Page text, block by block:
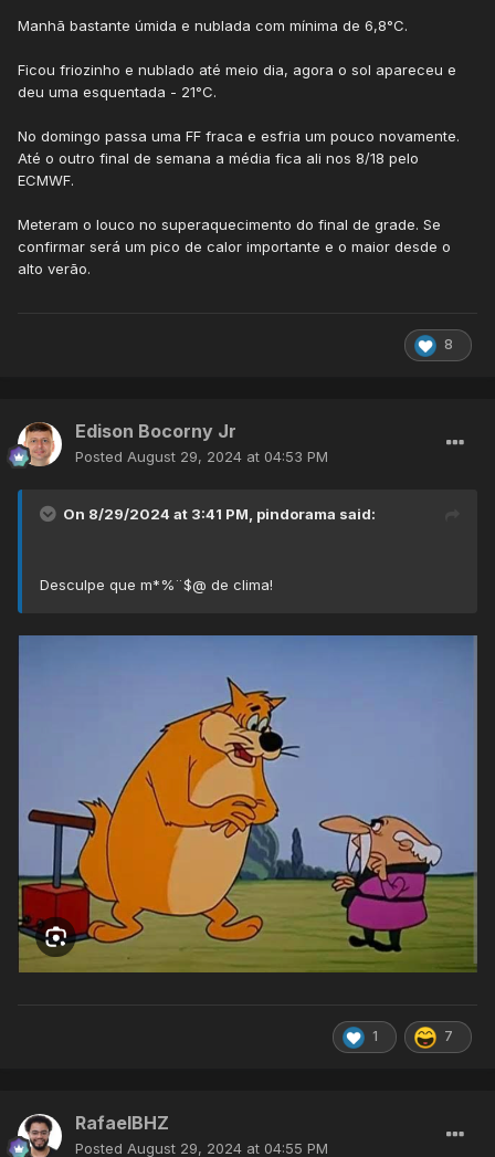
Manhã bastante úmida e nublada com mínima de 6,8°C.
Ficou friozinho e nublado até meio dia, agora o sol apareceu e
deu uma esquentada - 21°C.
No domingo passa uma FF fraca e esfria um pouco novamente.
Até o outro final de semana a média fica ali nos 8/18 pelo
ECMWF.
Meteram o louco no superaquecimento do final de grade. Se
confirmar será um pico de calor importante e o maior desde o
alto verão.
8
Edison Bocorny Jr
Posted August 29, 2024 at 04:53 PM
On 8/29/2024 at 3:41 PM, pindorama said:
Desculpe que m*%¨$@ de clima!
1 7
RafaelBHZ
Posted August 29, 2024 at 04:55 PM